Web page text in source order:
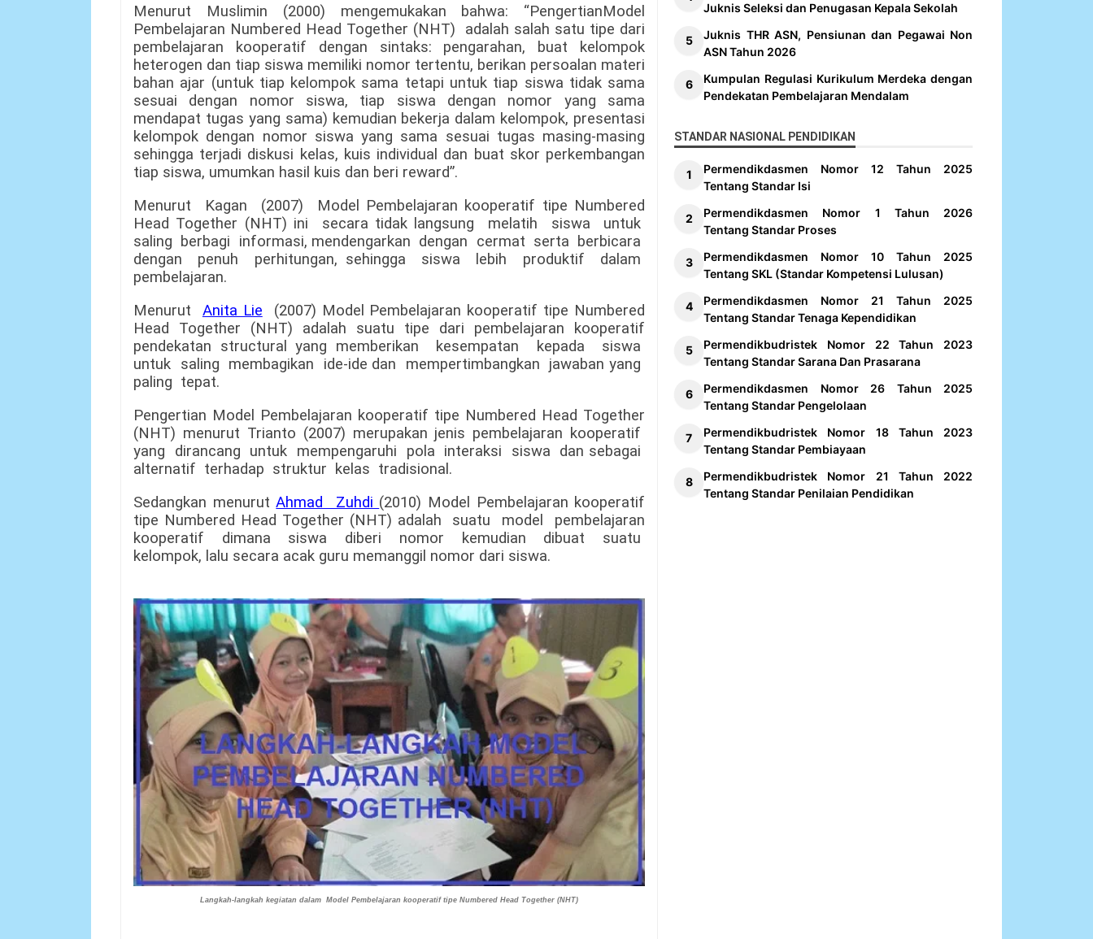
Menurut Muslimin (2000) mengemukakan bahwa: “PengertianModel
Pembelajaran Numbered Head Together (NHT) adalah salah satu tipe dari
pembelajaran kooperatif dengan sintaks: pengarahan, buat kelompok
heterogen dan tiap siswa memiliki nomor tertentu, berikan persoalan materi
bahan ajar (untuk tiap kelompok sama tetapi untuk tiap siswa tidak sama
sesuai dengan nomor siswa, tiap siswa dengan nomor yang sama
mendapat tugas yang sama) kemudian bekerja dalam kelompok, presentasi
kelompok dengan nomor siswa yang sama sesuai tugas masing-masing
sehingga terjadi diskusi kelas, kuis individual dan buat skor perkembangan
tiap siswa, umumkan hasil kuis dan beri reward”.
Menurut Kagan (2007) Model Pembelajaran kooperatif tipe Numbered
Head Together (NHT) ini secara tidak langsung melatih siswa untuk
saling berbagi informasi, mendengarkan dengan cermat serta berbicara
dengan penuh perhitungan, sehingga siswa lebih produktif dalam
pembelajaran.
Menurut Anita Lie (2007) Model Pembelajaran kooperatif tipe Numbered
Head Together (NHT) adalah suatu tipe dari pembelajaran kooperatif
pendekatan structural yang memberikan kesempatan kepada siswa
untuk saling membagikan ide-ide dan mempertimbangkan jawaban yang
paling tepat.
Pengertian Model Pembelajaran kooperatif tipe Numbered Head Together
(NHT) menurut Trianto (2007) merupakan jenis pembelajaran kooperatif
yang dirancang untuk mempengaruhi pola interaksi siswa dan sebagai
alternatif terhadap struktur kelas tradisional.
Sedangkan menurutAhmad Zuhdi (2010) Model Pembelajaran kooperatif
tipe Numbered Head Together (NHT) adalah suatu model pembelajaran
kooperatif dimana siswa diberi nomor kemudian dibuat suatu
kelompok, lalu secara acak guru memanggil nomor dari siswa.
Langkah-langkah kegiatan dalam Model Pembelajaran kooperatif tipe Numbered Head Together (NHT)
Juknis Seleksi dan Penugasan Kepala Sekolah
Juknis THR ASN, Pensiunan dan Pegawai Non
ASN Tahun 2026
Kumpulan Regulasi Kurikulum Merdeka dengan
Pendekatan Pembelajaran Mendalam
STANDAR NASIONAL PENDIDIKAN
Permendikdasmen Nomor 12 Tahun 2025
Tentang Standar Isi
Permendikdasmen Nomor 1 Tahun 2026
Tentang Standar Proses
Permendikdasmen Nomor 10 Tahun 2025
Tentang SKL (Standar Kompetensi Lulusan)
Permendikdasmen Nomor 21 Tahun 2025
Tentang Standar Tenaga Kependidikan
Permendikbudristek Nomor 22 Tahun 2023
Tentang Standar Sarana Dan Prasarana
Permendikdasmen Nomor 26 Tahun 2025
Tentang Standar Pengelolaan
Permendikbudristek Nomor 18 Tahun 2023
Tentang Standar Pembiayaan
Permendikbudristek Nomor 21 Tahun 2022
Tentang Standar Penilaian Pendidikan